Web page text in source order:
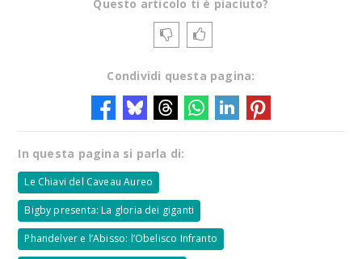
Questo articolo ti è piaciuto?
Condividi questa pagina:
In questa pagina si parla di:
Le Chiavi del Caveau Aureo
Bigby presenta: La gloria dei giganti
Phandelver e l’Abisso: l’Obelisco Infranto